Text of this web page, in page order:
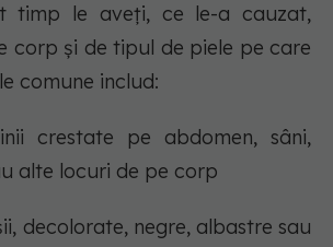
timp le aveți, ce le-a cauzat,
corp și de tipul de piele pe care
comune includ:
crestate pe abdomen, sâni,
alte locuri de pe corp
decolorate, negre, albastre sau